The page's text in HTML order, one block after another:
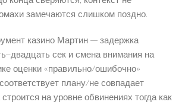
замечаются слишком поздно.
казино Мартин — задержка
сек и смена внимания на
оценки «правильно/ошибочно»
плану/не совпадает
на уровне обвинениях тогда как